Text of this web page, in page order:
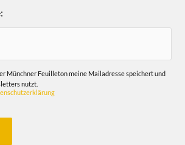
Münchner Feuilleton meine Mailadresse speichert und
nutzt.